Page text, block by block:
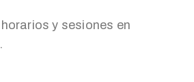
y sesiones en